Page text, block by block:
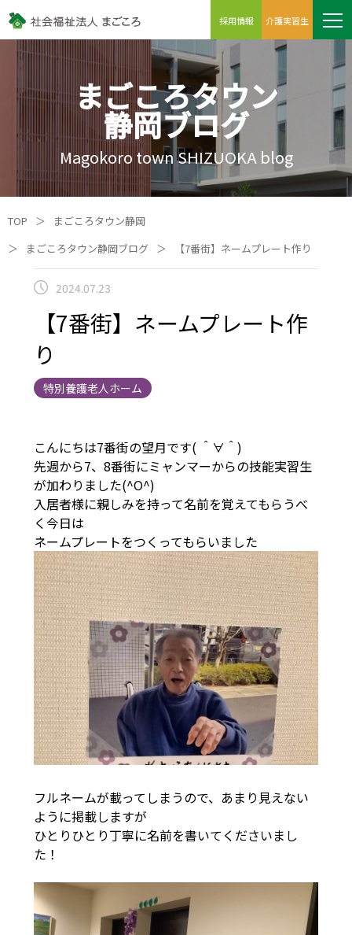
採用情報 介護実習生
まごころタウン
静岡ブログ
Magokoro town SHIZUOKA blog
TOP ＞
まごころタウン静岡
＞
まごころタウン静岡ブログ ＞ 【7番街】ネームプレート作り
2024.07.23
【7番街】ネームプレート作
り
特別養護老人ホーム
こんにちは7番街の望月です( ＾∀＾)
先週から7、8番街にミャンマーからの技能実習生
が加わりました(^O^)
入居者様に親しみを持って名前を覚えてもらうべ
く今日は
ネームプレートをつくってもらいました
フルネームが載ってしまうので、あまり見えない
ように掲載しますが
ひとりひとり丁寧に名前を書いてくださいまし
た！